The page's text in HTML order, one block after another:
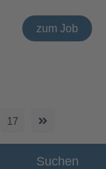
zum Job
17
Suchen